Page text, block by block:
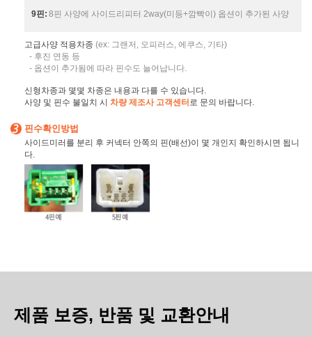
9핀: 8핀 사양에 사이드리피터 2way(미등+깜빡이) 옵션이 추가된 사양
고급사양 적용차종 (ex: 그랜저, 오피러스, 에쿠스, 기타)
- 후진 연동 등
- 옵션이 추가됨에 따라 핀수도 늘어납니다.
신형차종과 몇몇 차종은 내용과 다를 수 있습니다.
사양 및 핀수 불일치 시 차량 제조사 고객센터 로 문의 바랍니다.
핀수확인방법
사이드미러를 분리 후 커넥터 안쪽의 핀(배선)이 몇 개인지 확인하시면 됩니
다.
제품 보증, 반품 및 교환안내